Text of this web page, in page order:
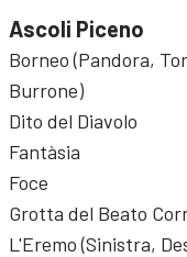
Ascoli Piceno
Borneo (Pandora,
Burrone)
Dito del Diavolo
Fantàsia
Foce
Grotta del Beato
L'Eremo (Sinistra,